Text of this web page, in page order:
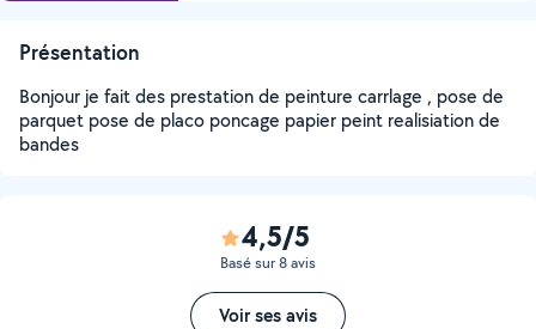
Présentation
Bonjour je fait des prestation de peinture carrlage , pose de
parquet pose de placo poncage papier peint realisiation de
bandes
4,5/5
Basé sur 8 avis
Voir ses avis